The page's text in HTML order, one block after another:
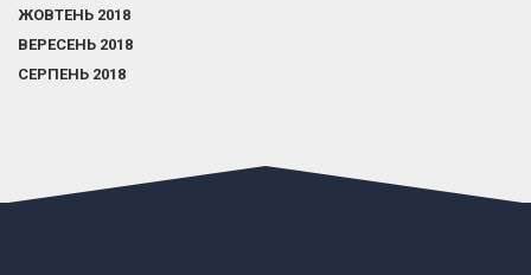
ЖОВТЕНЬ 2018
ВЕРЕСЕНЬ 2018
СЕРПЕНЬ 2018